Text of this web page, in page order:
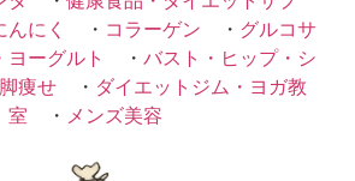
んにく ・ コラーゲン ・ グルコサ
ヨーグルト ・ バスト・ヒップ・シ
痩せ ・ ダイエットジム・ヨガ教
室 ・ メンズ美容